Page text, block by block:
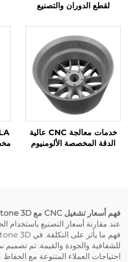
لقطع الدوران والتصنيع
المصنوعة بدقة من المعادن
(برونز، ألمنيوم، فولاذ مقاوم
للصدأ)
خدمات معالجة CNC عالية
الدقة المخصصة الألومنيوم
فهم أسعار تشغيل CNC مع Whale Stone 3D
للشفافية والجودة والقيمة. تم تصميم
احتياجات العملاء المتنوعة مع الحفاظ